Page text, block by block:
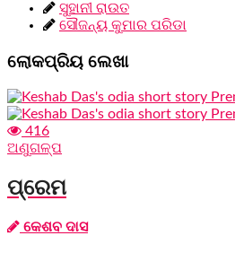
ସୁହାନୀ ରାଉତ
ସୌଜନ୍ୟ କୁମାର ପରିଡା
ଲୋକପ୍ରିୟ ଲେଖା
416
ଅଣୁଗଳ୍ପ
ପ୍ରେମ
କେଶବ ଦାସ